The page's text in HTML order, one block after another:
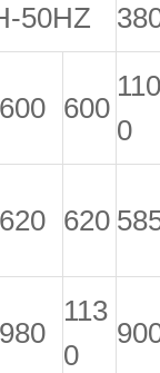
50HZ
600 600
110
0
620 620
980
113
0